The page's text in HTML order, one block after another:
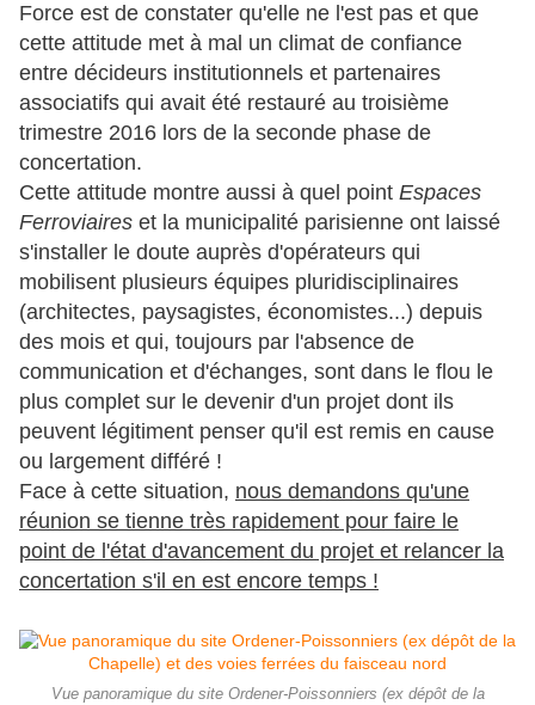
Force est de constater qu'elle ne l'est pas et que
cette attitude met à mal un climat de confiance
entre décideurs institutionnels et partenaires
associatifs qui avait été restauré au troisième
trimestre 2016 lors de la seconde phase de
concertation.
Cette attitude montre aussi à quel point Espaces
Ferroviaires et la municipalité parisienne ont laissé
s'installer le doute auprès d'opérateurs qui
mobilisent plusieurs équipes pluridisciplinaires
(architectes, paysagistes, économistes...) depuis
des mois et qui, toujours par l'absence de
communication et d'échanges, sont dans le flou le
plus complet sur le devenir d'un projet dont ils
peuvent légitiment penser qu'il est remis en cause
ou largement différé !
Face à cette situation, nous demandons qu'une
réunion se tienne très rapidement pour faire le
point de l'état d'avancement du projet et relancer la
concertation s'il en est encore temps !
Vue panoramique du site Ordener-Poissonniers (ex dépôt de la